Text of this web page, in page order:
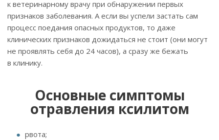
к ветеринарному врачу при обнаружении первых
признаков заболевания. А если вы успели застать сам
процесс поедания опасных продуктов, то даже
клинических признаков дожидаться не стоит (они могут
не проявлять себя до 24 часов), а сразу же бежать
в клинику.
Основные симптомы
отравления ксилитом
рвота;